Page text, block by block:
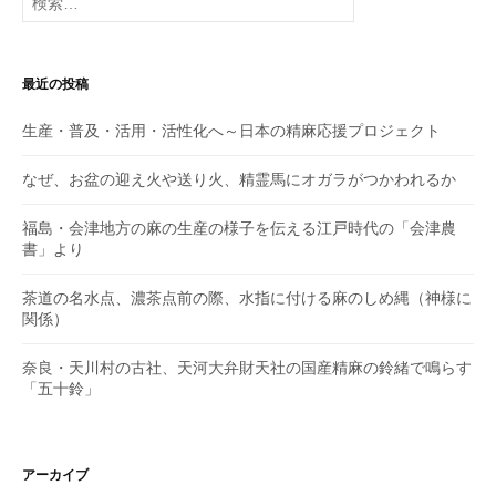
シ
ン
索:
最近の投稿
生産・普及・活用・活性化へ～日本の精麻応援プロジェクト
なぜ、お盆の迎え火や送り火、精霊馬にオガラがつかわれるか
福島・会津地方の麻の生産の様子を伝える江戸時代の「会津農
書」より
茶道の名水点、濃茶点前の際、水指に付ける麻のしめ縄（神様に
関係）
奈良・天川村の古社、天河大弁財天社の国産精麻の鈴緒で鳴らす
「五十鈴」
アーカイブ